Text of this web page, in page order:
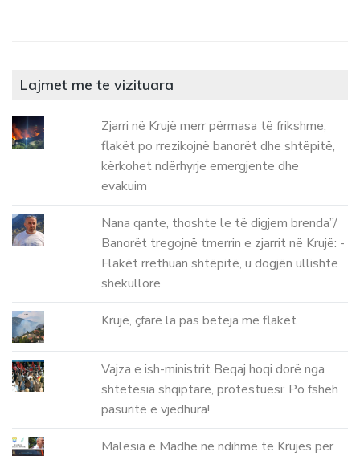
Lajmet me te vizituara
Zjarri në Krujë merr përmasa të frikshme,
flakët po rrezikojnë banorët dhe shtëpitë,
kërkohet ndërhyrje emergjente dhe
evakuim
Nana qante, thoshte le të digjem brenda”/
Banorët tregojnë tmerrin e zjarrit në Krujë: -
Flakët rrethuan shtëpitë, u dogjën ullishte
shekullore
Krujë, çfarë la pas beteja me flakët
Vajza e ish-ministrit Beqaj hoqi dorë nga
shtetësia shqiptare, protestuesi: Po fsheh
pasuritë e vjedhura!
Malësia e Madhe ne ndihmë të Krujes per